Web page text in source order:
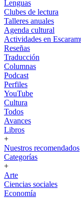
Lenguas
Clubes de lectura
Talleres anuales
Agenda cultural
Actividades en
Reseñas
Traducción
Columnas
Podcast
Perfiles
YouTube
Cultura
Todos
Avances
Libros
+
Nuestros recomendados
Categorías
+
Arte
Ciencias sociales
Economía